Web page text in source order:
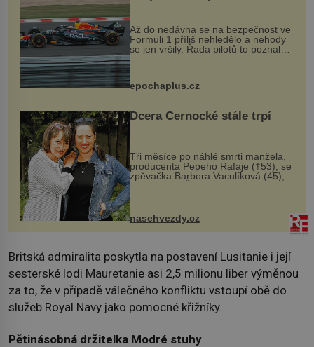
Až do nedávna se na bezpečnost ve
Formuli 1 příliš nehledělo a nehody
se jen vršily. Řada pilotů to poznala
na vlastní kůži, často s trvalými
následky nebo bohužel i ztrátou
života. Dnes nepochopiteln...
epochaplus.cz
Dcera Černocké stále trpí
Tři měsíce po náhlé smrti manžela,
producenta Pepeho Rafaje (†53), se
zpěvačka Barbora Vaculíková (45),
dcera Petry Černocké (75), poprvé
ozvala veřejnosti. Na sociální síti
sdílela, že se snaží fung...
nasehvezdy.cz
Britská admiralita poskytla na postavení Lusitanie i její
sesterské lodi Mauretanie asi 2,5 milionu liber výměnou
za to, že v případě válečného konfliktu vstoupí obě do
služeb Royal Navy jako pomocné křižníky.
Pětinásobná držitelka Modré stuhy